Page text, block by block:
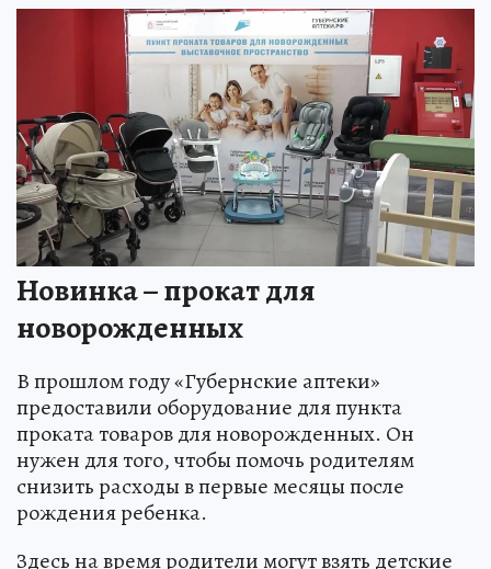
Новинка – прокат для
новорожденных
В прошлом году «Губернские аптеки»
предоставили оборудование для пункта
проката товаров для новорожденных. Он
нужен для того, чтобы помочь родителям
снизить расходы в первые месяцы после
рождения ребенка.
Здесь на время родители могут взять детские